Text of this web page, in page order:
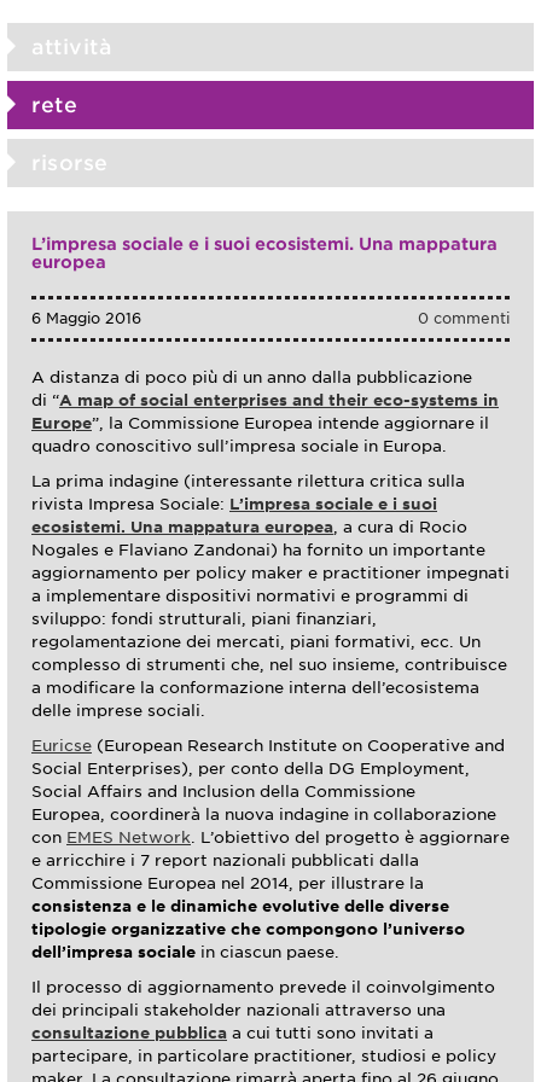
attività
rete
risorse
L’impresa sociale e i suoi ecosistemi. Una mappatura
europea
0 commenti
6 Maggio 2016
A distanza di poco più di un anno dalla pubblicazione
di “A map of social enterprises and their eco-systems in
Europe”, la Commissione Europea intende aggiornare il
quadro conoscitivo sull’impresa sociale in Europa.
La prima indagine (interessante rilettura critica sulla
rivista Impresa Sociale: L’impresa sociale e i suoi
ecosistemi. Una mappatura europea , a cura di Rocio
Nogales e Flaviano Zandonai) ha fornito un importante
aggiornamento per policy maker e practitioner impegnati
a implementare dispositivi normativi e programmi di
sviluppo: fondi strutturali, piani finanziari,
regolamentazione dei mercati, piani formativi, ecc. Un
complesso di strumenti che, nel suo insieme, contribuisce
a modificare la conformazione interna dell’ecosistema
delle imprese sociali.
Euricse (European Research Institute on Cooperative and
Social Enterprises), per conto della DG Employment,
Social Affairs and Inclusion della Commissione
Europea, coordinerà la nuova indagine in collaborazione
con EMES Network . L’obiettivo del progetto è aggiornare
e arricchire i 7 report nazionali pubblicati dalla
Commissione Europea nel 2014, per illustrare la
consistenza e le dinamiche evolutive delle diverse
tipologie organizzative che compongono l’universo
dell’impresa sociale in ciascun paese.
Il processo di aggiornamento prevede il coinvolgimento
dei principali stakeholder nazionali attraverso una
consultazione pubblica a cui tutti sono invitati a
partecipare, in particolare practitioner, studiosi e policy